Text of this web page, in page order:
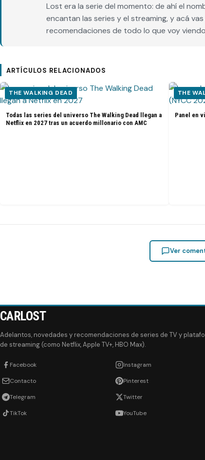
Lost era la serie del momento: de ahí el
encantan las series y el streaming, y acá
recomendaciones de todo lo que voy
ARTÍCULOS RELACIONADOS
THE WALKING DEAD
Todas las series del universo The Walking Dead llegan a
Netflix en 2027 tras un acuerdo millonario con AMC
THE
Panel en
Ver
CARLOST
Adelantos, novedades y recomendaciones de series de TV y
de streaming (como Netflix, Apple TV+, HBO Max).
Facebook Instagram
Contacto Pinterest
Telegram Twitter
TikTok YouTube